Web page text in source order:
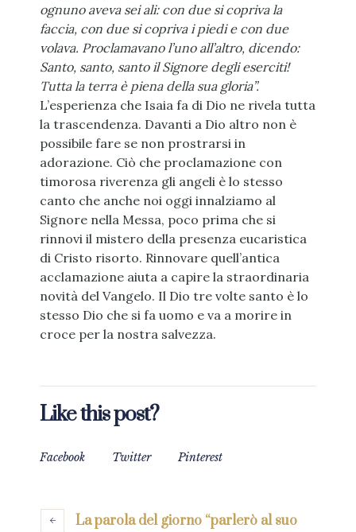
ognuno aveva sei ali: con due si copriva la
faccia, con due si copriva i piedi e con due
volava. Proclamavano l’uno all’altro, dicendo:
Santo, santo, santo il Signore degli eserciti!
Tutta la terra è piena della sua gloria”.
L’esperienza che Isaia fa di Dio ne rivela tutta
la trascendenza. Davanti a Dio altro non è
possibile fare se non prostrarsi in
adorazione. Ciò che proclamazione con
timorosa riverenza gli angeli è lo stesso
canto che anche noi oggi innalziamo al
Signore nella Messa, poco prima che si
rinnovi il mistero della presenza eucaristica
di Cristo risorto. Rinnovare quell’antica
acclamazione aiuta a capire la straordinaria
novità del Vangelo. Il Dio tre volte santo è lo
stesso Dio che si fa uomo e va a morire in
croce per la nostra salvezza.
Like this post?
Facebook Twitter Pinterest
La parola del giorno “parlerò al suo